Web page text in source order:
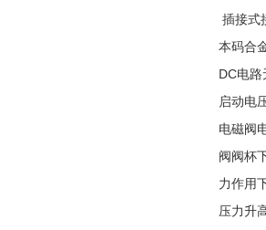
插接式
本码合
DC电
启动电
电磁阀
阀阀杯
力作用
压力升